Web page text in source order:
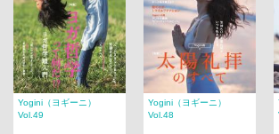
Yogini（ヨギーニ）
Vol.49
Yogini（ヨギーニ）
Vol.48